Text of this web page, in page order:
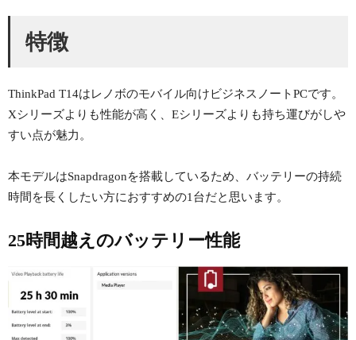
特徴
ThinkPad T14はレノボのモバイル向けビジネスノートPCです。
Xシリーズよりも性能が高く、Eシリーズよりも持ち運びがしや
すい点が魅力。
本モデルはSnapdragonを搭載しているため、バッテリーの持続
時間を長くしたい方におすすめの1台だと思います。
25時間越えのバッテリー性能